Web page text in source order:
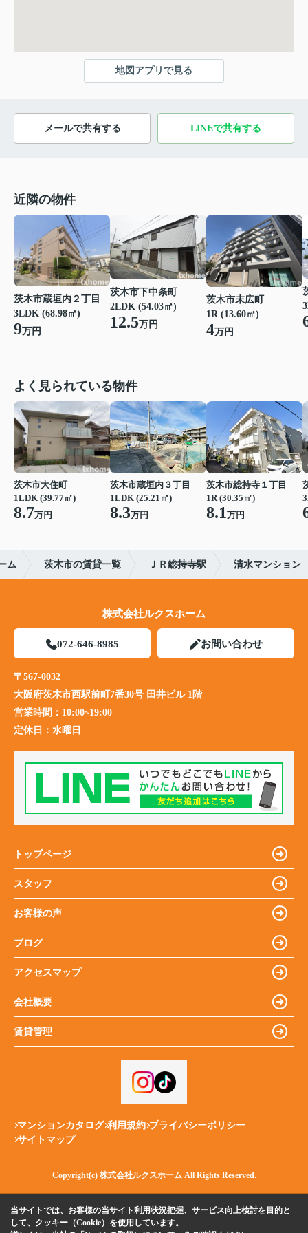
地図アプリで見る
メールで共有する LINEで共有する
近隣の物件
茨木市蔵垣内２丁目
3LDK (68.98㎡)
9万円
茨木市下中条町
2LDK (54.03㎡)
12.5万円
茨木市末広町
1R (13.60㎡)
4万円
よく見られている物件
茨木市大住町
1LDK (39.77㎡)
8.7万円
茨木市蔵垣内３丁目
1LDK (25.21㎡)
8.3万円
茨木市総持寺１丁目
1R (30.35㎡)
8.1万円
ム 茨木市の賃貸一覧 ＪＲ総持寺駅 清水マンション
株式会社ルクスホーム
072-646-8985 お問い合わせ
〒567-0032
大阪府茨木市西駅前町7番30号 田井ビル 1階
営業時間： 10:00~19:00
定休日： 水曜日
トップページ
スタッフ
お客様の声
ブログ
アクセスマップ
会社概要
賃貸管理
マンションカタログ 利用規約 プライバシーポリシー
サイトマップ
Copyright(c) 株式会社ルクスホーム All Rights Reserved.
当サイトでは、お客様の当サイト利用状況把握、サービス向上検討を目的と
して、クッキー（Cookie）を使用しています。